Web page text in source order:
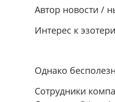
Автор новости /
Интерес к
Однако
Сотрудники